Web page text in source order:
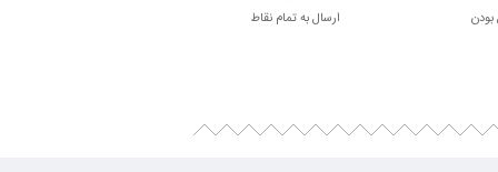
ارسال به تمام نقاط